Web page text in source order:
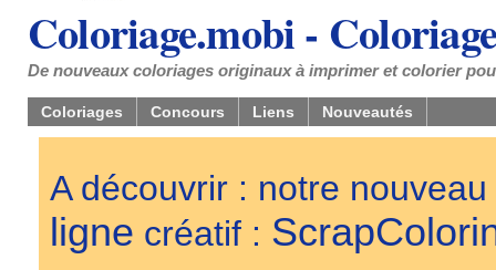
Coloriage.mobi -
De nouveaux coloriages originaux à imprimer et colorier
Coloriages Concours Liens Nouveautés
A découvrir : notre
ligne créatif :